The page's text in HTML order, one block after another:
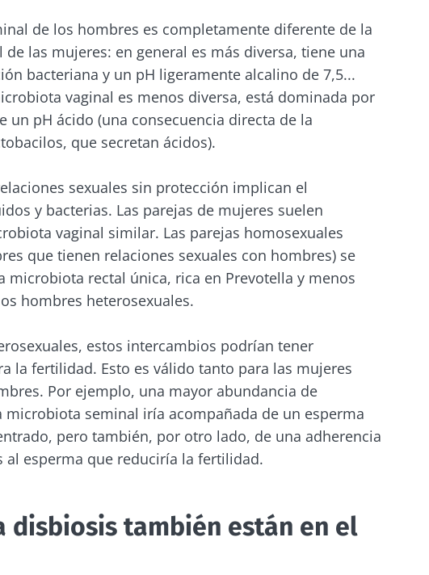
de los hombres es completamente diferente de la
las mujeres: en general es más diversa, tiene una
bacteriana y un pH ligeramente alcalino de 7,5...
vaginal es menos diversa, está dominada por
un pH ácido (una consecuencia directa de la
que secretan ácidos).
sexuales sin protección implican el
y bacterias. Las parejas de mujeres suelen
vaginal similar. Las parejas homosexuales
que tienen relaciones sexuales con hombres) se
microbiota rectal única, rica en Prevotella y menos
hombres heterosexuales.
estos intercambios podrían tener
la fertilidad. Esto es válido tanto para las mujeres
Por ejemplo, una mayor abundancia de
microbiota seminal iría acompañada de un esperma
pero también, por otro lado, de una adherencia
al esperma que reduciría la fertilidad.
disbiosis también están en el
Redirección
Mantenerse informado
¡No se vaya tan rápido!
a la comunidad de la microbiota y reciba una vez al mes "The
gustaría registrarme para recibir más noticias de Biocodex
leído y acepto lascondiciones generales
obligatorio